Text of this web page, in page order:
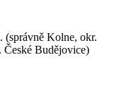
Kolne, okr.
Budějovice)